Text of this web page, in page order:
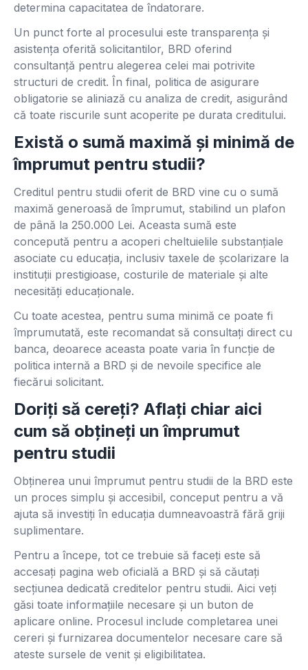
determina capacitatea de îndatorare.
Un punct forte al procesului este transparența și
asistența oferită solicitantilor, BRD oferind
consultanță pentru alegerea celei mai potrivite
structuri de credit. În final, politica de asigurare
obligatorie se aliniază cu analiza de credit, asigurând
că toate riscurile sunt acoperite pe durata creditului.
Există o sumă maximă și minimă de
împrumut pentru studii?
Creditul pentru studii oferit de BRD vine cu o sumă
maximă generoasă de împrumut, stabilind un plafon
de până la 250.000 Lei. Aceasta sumă este
concepută pentru a acoperi cheltuielile substanțiale
asociate cu educația, inclusiv taxele de școlarizare la
instituții prestigioase, costurile de materiale și alte
necesități educaționale.
Cu toate acestea, pentru suma minimă ce poate fi
împrumutată, este recomandat să consultați direct cu
banca, deoarece aceasta poate varia în funcție de
politica internă a BRD și de nevoile specifice ale
fiecărui solicitant.
Doriți să cereți? Aflați chiar aici
cum să obțineți un împrumut
pentru studii
Obținerea unui împrumut pentru studii de la BRD este
un proces simplu și accesibil, conceput pentru a vă
ajuta să investiți în educația dumneavoastră fără griji
suplimentare.
Pentru a începe, tot ce trebuie să faceți este să
accesați pagina web oficială a BRD și să căutați
secțiunea dedicată creditelor pentru studii. Aici veți
găsi toate informațiile necesare și un buton de
aplicare online. Procesul include completarea unei
cereri și furnizarea documentelor necesare care să
ateste sursele de venit și eligibilitatea.